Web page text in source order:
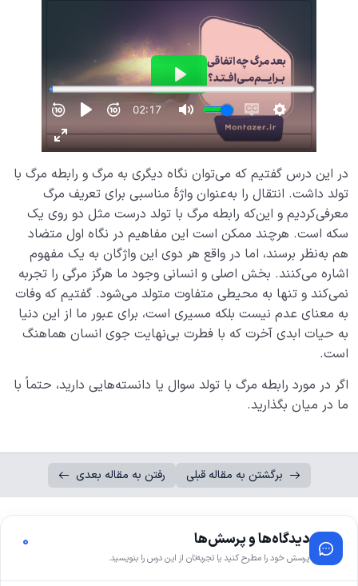
در این درس گفتیم که می‌توان نگاه دیگری به مرگ و رابطه مرگ با
تولد داشت. انتقال را به‌عنوان واژۀ مناسبی برای تعریف مرگ
معرفی‌کردیم و این‌که رابطه مرگ با تولد درست مثل دو روی یک
سکه است. هرچند ممکن است این مفاهیم در نگاه اول متضاد
هم به‌نظر برسند، اما در واقع هر دوی این واژگان به یک مفهوم
اشاره می‌کنند. بخش اصلی و انسانی وجود ما هرگز مرگی را تجربه
نمی‌کند و تنها به محیطی متفاوت متولد می‌شود. گفتیم که وفات
به ‌معنای عدم نیست بلکه مسیری است، برای عبور ما از این دنیا
به حیات ابدی آخرت که با فطرت بی‌نهایت جوی انسان هماهنگ
است.
اگر در مورد رابطه مرگ با تولد سوال یا دانسته‌هایی دارید، حتماً با
ما در میان بگذارید.
برگشتن به مقاله قبلی رفتن به مقاله بعدی
دیدگاه‌ها و پرسش‌ها
پرسش خود را مطرح کنید یا تجربه‌تان از این درس را بنویسید.
0